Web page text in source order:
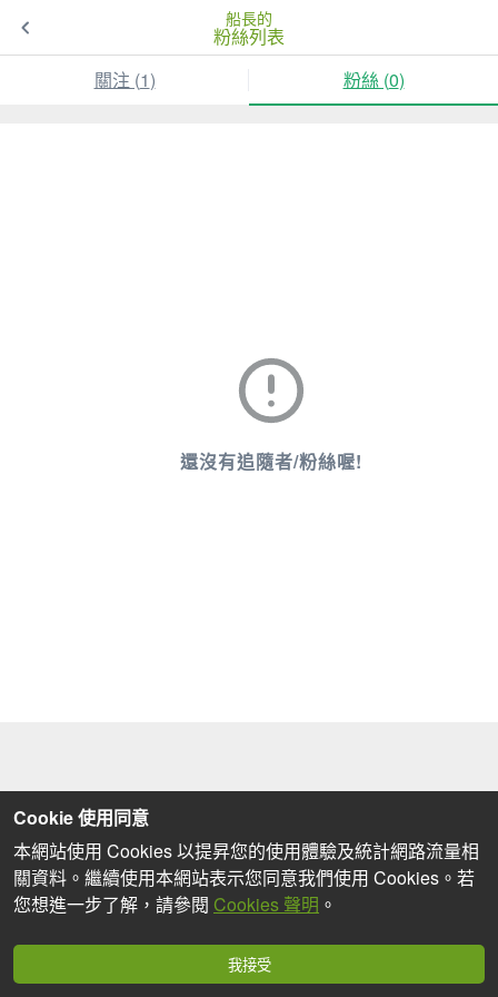
船長的
粉絲列表
關注 (1) 粉絲 (0)
還沒有追隨者/粉絲喔!
Cookie 使用同意
本網站使用 Cookies 以提昇您的使用體驗及統計網路流量相
關資料。繼續使用本網站表示您同意我們使用 Cookies。若
您想進一步了解，請參閱 Cookies 聲明 。
我接受